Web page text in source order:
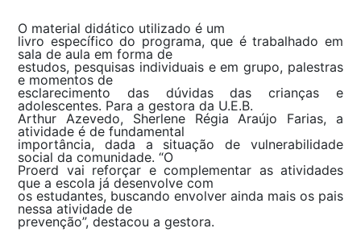
O material didático utilizado é um
livro específico do programa, que é trabalhado em
sala de aula em forma de
estudos, pesquisas individuais e em grupo, palestras
e momentos de
esclarecimento das dúvidas das crianças e
adolescentes. Para a gestora da U.E.B.
Arthur Azevedo, Sherlene Régia Araújo Farias, a
atividade é de fundamental
importância, dada a situação de vulnerabilidade
social da comunidade. “O
Proerd vai reforçar e complementar as atividades
que a escola já desenvolve com
os estudantes, buscando envolver ainda mais os pais
nessa atividade de
prevenção”, destacou a gestora.